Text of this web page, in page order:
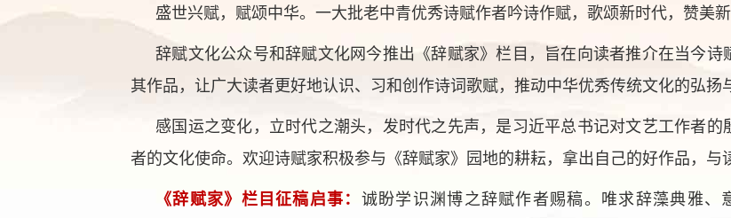
盛世兴赋，赋颂中华。一大批老中青优秀诗赋作者吟诗作赋，歌颂新时代，赞美
辞赋文化公众号和辞赋文化网今推出《辞赋家》栏目，旨在向读者推介在当今
其作品，让广大读者更好地认识、习和创作诗词歌赋，推动中华优秀传统文化的弘扬
感国运之变化，立时代之潮头，发时代之先声，是习近平总书记对文艺工作者
者的文化使命。欢迎诗赋家积极参与《辞赋家》园地的耕耘，拿出自己的好作品，与
《辞赋家》栏目征稿启事： 诚盼学识渊博之辞赋作者赐稿。唯求辞藻典雅